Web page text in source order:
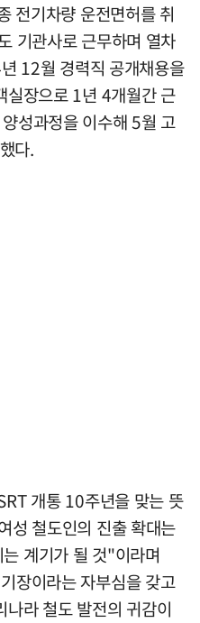
전기차량 운전면허를 취
기관사로 근무하며 열차
12월 경력직 공개채용을
실장으로 1년 4개월간 근
성과정을 이수해 5월 고
다.
개통 10주년을 맞는 뜻
성 철도인의 진출 확대는
계기가 될 것"이라며
장이라는 자부심을 갖고
라 철도 발전의 귀감이